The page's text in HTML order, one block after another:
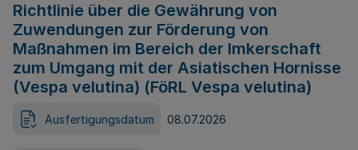
Richtlinie über die Gewährung von
Zuwendungen zur Förderung von
Maßnahmen im Bereich der Imkerschaft
zum Umgang mit der Asiatischen Hornisse
(Vespa velutina) (FöRL Vespa velutina)
Ausfertigungsdatum 08.07.2026